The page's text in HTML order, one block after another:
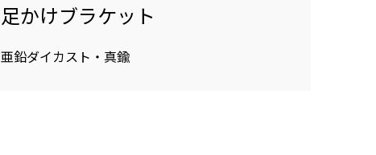
足かけブラケット
亜鉛ダイカスト・真鍮